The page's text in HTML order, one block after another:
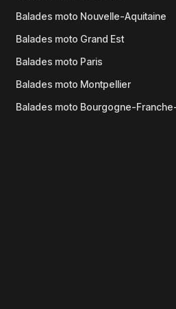
Balades moto Nouvelle-Aquitaine
Balades moto Grand Est
Balades moto Paris
Balades moto Montpellier
Balades moto Bourgogne-